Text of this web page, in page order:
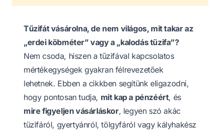
Tűzifát vásárolna, de nem világos, mit takar az
„erdei köbméter” vagy a „kalodás tüzifa”?
Nem csoda, hiszen a tűzifával kapcsolatos
mértékegységek gyakran félrevezetőek
lehetnek. Ebben a cikkben segítünk eligazodni,
hogy pontosan tudja, mit kap a pénzéért, és
mire figyeljen vásárláskor, legyen szó akác
tüzifáról, gyertyánról, tölgyfáról vagy kályhakész